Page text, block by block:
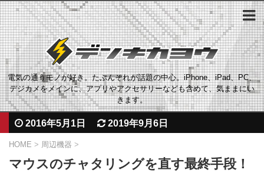
電気の通うモノが好き。たぶんそれが話題の中心。iPhone、iPad、PC、
デジカメをメインに、アプリやアクセサリーなども含めて、気ままにい
きます。
2016年5月1日 2019年9月6日
HOME > 周辺機器 >
マウスのチャタリングを直す最終手段！